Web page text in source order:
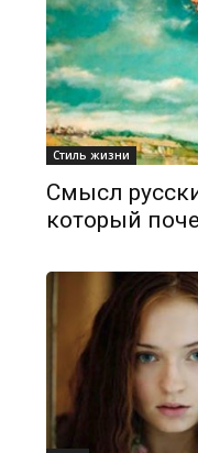
Стиль жизни
Смысл
который